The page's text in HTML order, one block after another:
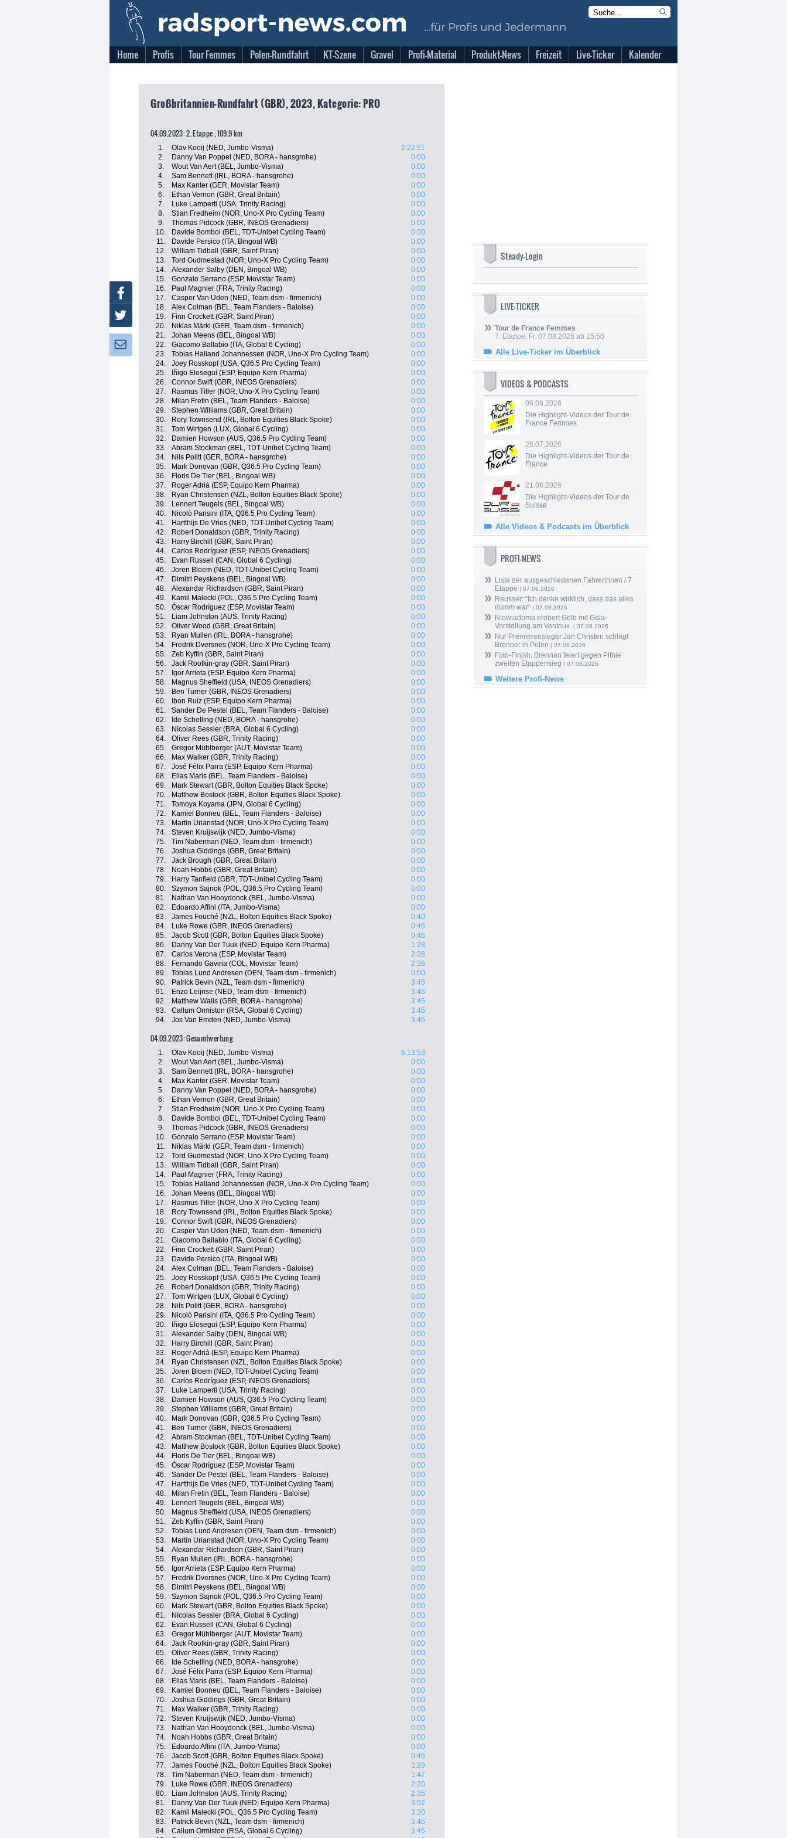
Home Profis Tour Femmes Polen-Rundfahrt KT-Szene Gravel Profi-Material Produkt-News Freizeit Live-Ticker Kalender
Großbritannien-Rundfahrt (GBR), 2023, Kategorie: PRO
04.09.2023: 2. Etappe , 109.9 km
1. Olav Kooij (NED, Jumbo-Visma)
2:22:51
2.
Danny Van Poppel (NED, BORA - hansgrohe)
0:00
3.
Wout Van Aert (BEL, Jumbo-Visma)
0:00
4.
Sam Bennett (IRL, BORA - hansgrohe)
0:00
5.
Max Kanter (GER, Movistar Team)
0:00
6.
Ethan Vernon (GBR, Great Britain)
0:00
7.
Luke Lamperti (USA, Trinity Racing)
0:00
8.
Stian Fredheim (NOR, Uno-X Pro Cycling Team)
0:00
9.
Thomas Pidcock (GBR, INEOS Grenadiers)
0:00
10.
Davide Bomboi (BEL, TDT-Unibet Cycling Team)
0:00
11.
Davide Persico (ITA, Bingoal WB)
0:00
12.
William Tidball (GBR, Saint Piran)
0:00
13.
Tord Gudmestad (NOR, Uno-X Pro Cycling Team)
0:00
14.
Alexander Salby (DEN, Bingoal WB)
0:00
15.
Gonzalo Serrano (ESP, Movistar Team)
0:00
16.
Paul Magnier (FRA, Trinity Racing)
0:00
17.
Casper Van Uden (NED, Team dsm - firmenich)
0:00
18.
Alex Colman (BEL, Team Flanders - Baloise)
0:00
19.
Finn Crockett (GBR, Saint Piran)
0:00
20.
Niklas Märkl (GER, Team dsm - firmenich)
0:00
21.
Johan Meens (BEL, Bingoal WB)
0:00
22.
Giacomo Ballabio (ITA, Global 6 Cycling)
0:00
23.
Tobias Halland Johannessen (NOR, Uno-X Pro Cycling Team)
0:00
24.
Joey Rosskopf (USA, Q36.5 Pro Cycling Team)
0:00
25.
Iñigo Elosegui (ESP, Equipo Kern Pharma)
0:00
26.
Connor Swift (GBR, INEOS Grenadiers)
0:00
27.
Rasmus Tiller (NOR, Uno-X Pro Cycling Team)
0:00
28.
Milan Fretin (BEL, Team Flanders - Baloise)
0:00
29.
Stephen Williams (GBR, Great Britain)
0:00
30.
Rory Townsend (IRL, Bolton Equities Black Spoke)
0:00
31.
Tom Wirtgen (LUX, Global 6 Cycling)
0:00
32.
Damien Howson (AUS, Q36.5 Pro Cycling Team)
0:00
33.
Abram Stockman (BEL, TDT-Unibet Cycling Team)
0:00
34.
Nils Politt (GER, BORA - hansgrohe)
0:00
35.
Mark Donovan (GBR, Q36.5 Pro Cycling Team)
0:00
36.
Floris De Tier (BEL, Bingoal WB)
0:00
37.
Roger Adrià (ESP, Equipo Kern Pharma)
0:00
38.
Ryan Christensen (NZL, Bolton Equities Black Spoke)
0:00
39.
Lennert Teugels (BEL, Bingoal WB)
0:00
40.
Nicolò Parisini (ITA, Q36.5 Pro Cycling Team)
0:00
41.
Hartthijs De Vries (NED, TDT-Unibet Cycling Team)
0:00
42.
Robert Donaldson (GBR, Trinity Racing)
0:00
43.
Harry Birchill (GBR, Saint Piran)
0:00
44.
Carlos Rodríguez (ESP, INEOS Grenadiers)
0:00
45.
Evan Russell (CAN, Global 6 Cycling)
0:00
46.
Joren Bloem (NED, TDT-Unibet Cycling Team)
0:00
47.
Dimitri Peyskens (BEL, Bingoal WB)
0:00
48.
Alexandar Richardson (GBR, Saint Piran)
0:00
49.
Kamil Malecki (POL, Q36.5 Pro Cycling Team)
0:00
50.
Óscar Rodríguez (ESP, Movistar Team)
0:00
51.
Liam Johnston (AUS, Trinity Racing)
0:00
52.
Oliver Wood (GBR, Great Britain)
0:00
53.
Ryan Mullen (IRL, BORA - hansgrohe)
0:00
54.
Fredrik Dversnes (NOR, Uno-X Pro Cycling Team)
0:00
55.
Zeb Kyffin (GBR, Saint Piran)
0:00
56.
Jack Rootkin-gray (GBR, Saint Piran)
0:00
57.
Igor Arrieta (ESP, Equipo Kern Pharma)
0:00
58.
Magnus Sheffield (USA, INEOS Grenadiers)
0:00
59.
Ben Turner (GBR, INEOS Grenadiers)
0:00
60.
Ibon Ruiz (ESP, Equipo Kern Pharma)
0:00
61.
Sander De Pestel (BEL, Team Flanders - Baloise)
0:00
62.
Ide Schelling (NED, BORA - hansgrohe)
0:00
63.
Nícolas Sessler (BRA, Global 6 Cycling)
0:00
64.
Oliver Rees (GBR, Trinity Racing)
0:00
65.
Gregor Mühlberger (AUT, Movistar Team)
0:00
66.
Max Walker (GBR, Trinity Racing)
0:00
67.
José Félix Parra (ESP, Equipo Kern Pharma)
0:00
68.
Elias Maris (BEL, Team Flanders - Baloise)
0:00
69.
Mark Stewart (GBR, Bolton Equities Black Spoke)
0:00
70.
Matthew Bostock (GBR, Bolton Equities Black Spoke)
0:00
71.
Tomoya Koyama (JPN, Global 6 Cycling)
0:00
72.
Kamiel Bonneu (BEL, Team Flanders - Baloise)
0:00
73.
Martin Urianstad (NOR, Uno-X Pro Cycling Team)
0:00
74.
Steven Kruijswijk (NED, Jumbo-Visma)
0:00
75.
Tim Naberman (NED, Team dsm - firmenich)
0:00
76.
Joshua Giddings (GBR, Great Britain)
0:00
77.
Jack Brough (GBR, Great Britain)
0:00
78.
Noah Hobbs (GBR, Great Britain)
0:00
79.
Harry Tanfield (GBR, TDT-Unibet Cycling Team)
0:00
80.
Szymon Sajnok (POL, Q36.5 Pro Cycling Team)
0:00
81.
Nathan Van Hooydonck (BEL, Jumbo-Visma)
0:00
82.
Edoardo Affini (ITA, Jumbo-Visma)
0:00
83.
James Fouché (NZL, Bolton Equities Black Spoke)
0:40
84.
Luke Rowe (GBR, INEOS Grenadiers)
0:46
85.
Jacob Scott (GBR, Bolton Equities Black Spoke)
0:46
86.
Danny Van Der Tuuk (NED, Equipo Kern Pharma)
1:28
87.
Carlos Verona (ESP, Movistar Team)
2:38
88.
Fernando Gaviria (COL, Movistar Team)
2:38
89.
Tobias Lund Andresen (DEN, Team dsm - firmenich)
0:00
90.
Patrick Bevin (NZL, Team dsm - firmenich)
3:45
91.
Enzo Leijnse (NED, Team dsm - firmenich)
3:45
92.
Matthew Walls (GBR, BORA - hansgrohe)
3:45
93.
Callum Ormiston (RSA, Global 6 Cycling)
3:45
94.
Jos Van Emden (NED, Jumbo-Visma) 3:45
04.09.2023: Gesamtwertung
1. Olav Kooij (NED, Jumbo-Visma)
6:13:53
2.
Wout Van Aert (BEL, Jumbo-Visma)
0:00
3.
Sam Bennett (IRL, BORA - hansgrohe)
0:00
4.
Max Kanter (GER, Movistar Team)
0:00
5.
Danny Van Poppel (NED, BORA - hansgrohe)
0:00
6.
Ethan Vernon (GBR, Great Britain)
0:00
7.
Stian Fredheim (NOR, Uno-X Pro Cycling Team)
0:00
8.
Davide Bomboi (BEL, TDT-Unibet Cycling Team)
0:00
9.
Thomas Pidcock (GBR, INEOS Grenadiers)
0:00
10.
Gonzalo Serrano (ESP, Movistar Team)
0:00
11.
Niklas Märkl (GER, Team dsm - firmenich)
0:00
12.
Tord Gudmestad (NOR, Uno-X Pro Cycling Team)
0:00
13.
William Tidball (GBR, Saint Piran)
0:00
14.
Paul Magnier (FRA, Trinity Racing)
0:00
15.
Tobias Halland Johannessen (NOR, Uno-X Pro Cycling Team)
0:00
16.
Johan Meens (BEL, Bingoal WB)
0:00
17.
Rasmus Tiller (NOR, Uno-X Pro Cycling Team)
0:00
18.
Rory Townsend (IRL, Bolton Equities Black Spoke)
0:00
19.
Connor Swift (GBR, INEOS Grenadiers)
0:00
20.
Casper Van Uden (NED, Team dsm - firmenich)
0:00
21.
Giacomo Ballabio (ITA, Global 6 Cycling)
0:00
22.
Finn Crockett (GBR, Saint Piran)
0:00
23.
Davide Persico (ITA, Bingoal WB)
0:00
24.
Alex Colman (BEL, Team Flanders - Baloise)
0:00
25.
Joey Rosskopf (USA, Q36.5 Pro Cycling Team)
0:00
26.
Robert Donaldson (GBR, Trinity Racing)
0:00
27.
Tom Wirtgen (LUX, Global 6 Cycling)
0:00
28.
Nils Politt (GER, BORA - hansgrohe)
0:00
29.
Nicolò Parisini (ITA, Q36.5 Pro Cycling Team)
0:00
30.
Iñigo Elosegui (ESP, Equipo Kern Pharma)
0:00
31.
Alexander Salby (DEN, Bingoal WB)
0:00
32.
Harry Birchill (GBR, Saint Piran)
0:00
33.
Roger Adrià (ESP, Equipo Kern Pharma)
0:00
34.
Ryan Christensen (NZL, Bolton Equities Black Spoke)
0:00
35.
Joren Bloem (NED, TDT-Unibet Cycling Team)
0:00
36.
Carlos Rodríguez (ESP, INEOS Grenadiers)
0:00
37.
Luke Lamperti (USA, Trinity Racing)
0:00
38.
Damien Howson (AUS, Q36.5 Pro Cycling Team)
0:00
39.
Stephen Williams (GBR, Great Britain)
0:00
40.
Mark Donovan (GBR, Q36.5 Pro Cycling Team)
0:00
41.
Ben Turner (GBR, INEOS Grenadiers)
0:00
42.
Abram Stockman (BEL, TDT-Unibet Cycling Team)
0:00
43.
Matthew Bostock (GBR, Bolton Equities Black Spoke)
0:00
44.
Floris De Tier (BEL, Bingoal WB)
0:00
45.
Óscar Rodríguez (ESP, Movistar Team)
0:00
46.
Sander De Pestel (BEL, Team Flanders - Baloise)
0:00
47.
Hartthijs De Vries (NED, TDT-Unibet Cycling Team)
0:00
48.
Milan Fretin (BEL, Team Flanders - Baloise)
0:00
49.
Lennert Teugels (BEL, Bingoal WB)
0:00
50.
Magnus Sheffield (USA, INEOS Grenadiers)
0:00
51.
Zeb Kyffin (GBR, Saint Piran)
0:00
52.
Tobias Lund Andresen (DEN, Team dsm - firmenich)
0:00
53.
Martin Urianstad (NOR, Uno-X Pro Cycling Team)
0:00
54.
Alexandar Richardson (GBR, Saint Piran)
0:00
55.
Ryan Mullen (IRL, BORA - hansgrohe)
0:00
56.
Igor Arrieta (ESP, Equipo Kern Pharma)
0:00
57.
Fredrik Dversnes (NOR, Uno-X Pro Cycling Team)
0:00
58.
Dimitri Peyskens (BEL, Bingoal WB)
0:00
59.
Szymon Sajnok (POL, Q36.5 Pro Cycling Team)
0:00
60.
Mark Stewart (GBR, Bolton Equities Black Spoke)
0:00
61.
Nícolas Sessler (BRA, Global 6 Cycling)
0:00
62.
Evan Russell (CAN, Global 6 Cycling)
0:00
63.
Gregor Mühlberger (AUT, Movistar Team)
0:00
64.
Jack Rootkin-gray (GBR, Saint Piran)
0:00
65.
Oliver Rees (GBR, Trinity Racing)
0:00
66.
Ide Schelling (NED, BORA - hansgrohe)
0:00
67.
José Félix Parra (ESP, Equipo Kern Pharma)
0:00
68.
Elias Maris (BEL, Team Flanders - Baloise)
0:00
69.
Kamiel Bonneu (BEL, Team Flanders - Baloise)
0:00
70.
Joshua Giddings (GBR, Great Britain)
0:00
71.
Max Walker (GBR, Trinity Racing)
0:00
72.
Steven Kruijswijk (NED, Jumbo-Visma)
0:00
73.
Nathan Van Hooydonck (BEL, Jumbo-Visma)
0:00
74.
Noah Hobbs (GBR, Great Britain)
0:00
75.
Edoardo Affini (ITA, Jumbo-Visma)
0:00
76.
Jacob Scott (GBR, Bolton Equities Black Spoke)
0:46
77.
James Fouché (NZL, Bolton Equities Black Spoke)
1:29
78.
Tim Naberman (NED, Team dsm - firmenich)
1:47
79.
Luke Rowe (GBR, INEOS Grenadiers)
2:20
80.
Liam Johnston (AUS, Trinity Racing)
2:35
81.
Danny Van Der Tuuk (NED, Equipo Kern Pharma)
3:02
82.
Kamil Malecki (POL, Q36.5 Pro Cycling Team)
3:20
83.
Patrick Bevin (NZL, Team dsm - firmenich)
3:45
84.
Callum Ormiston (RSA, Global 6 Cycling)
3:45
Steady-Login
LIVE-TICKER
Tour de France Femmes
7. Etappe, Fr. 07.08.2026 ab 15:50
Alle Live-Ticker im Überblick
VIDEOS & PODCASTS
06.08.2026
Die Highlight-Videos der Tour de
France Femmes
26.07.2026
Die Highlight-Videos der Tour de
France
21.06.2026
Die Highlight-Videos der Tour de
Suisse
Alle Videos & Podcasts im Überblick
PROFI-NEWS
Liste der ausgeschiedenen Fahrerinnen / 7.
Etappe | 07.08.2026
Reusser: “Ich denke wirklich, dass das alles
dumm war“ | 07.08.2026
Niewiadoma erobert Gelb mit Gala-
Vorstellung am Ventoux
| 07.08.2026
Nur Premierensieger Jan Christen schlägt
Brenner in Polen | 07.08.2026
Foto-Finish: Brennan feiert gegen Pithie
zweiten Etappensieg | 07.08.2026
Weitere Profi-News
Facebook
Twitter
Newsletter: